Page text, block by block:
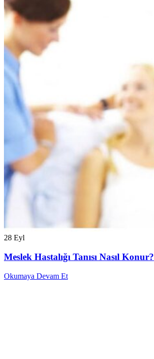
28 Eyl
Meslek Hastalığı Tanısı Nasıl Konur?
Okumaya Devam Et